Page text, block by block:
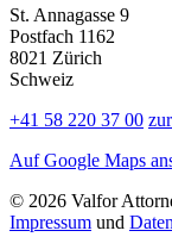
St. Annagasse 9
Postfach 1162
8021 Zürich
Schweiz
+41 58 220 37 00
Auf Google Maps
© 2026 Valfor
Impressum und